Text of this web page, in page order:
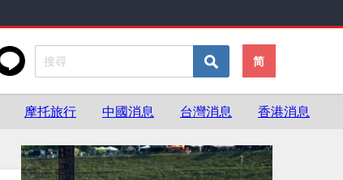
简
摩托旅行 中國消息 台灣消息 香港消息